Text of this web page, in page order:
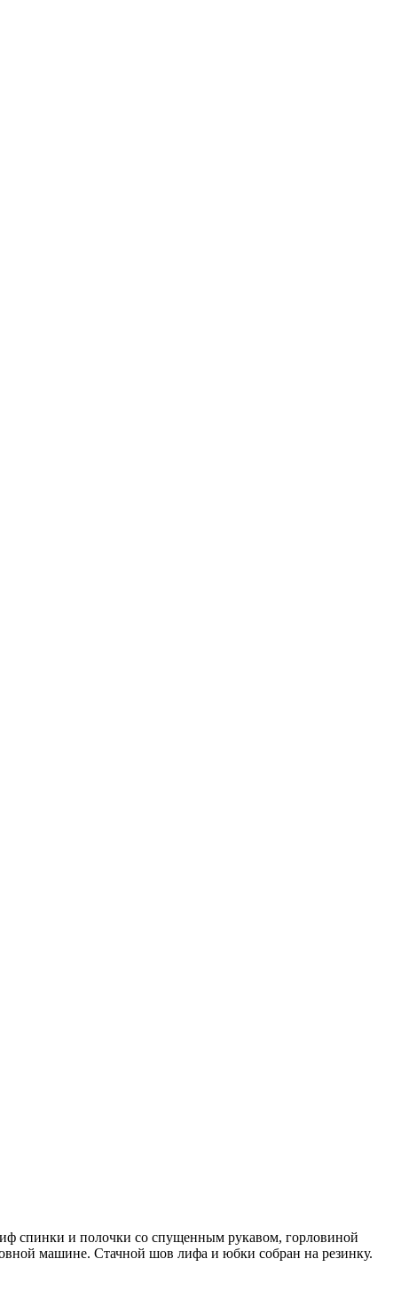
спинки и полочки со спущенным рукавом, горловиной
машине. Стачной шов лифа и юбки собран на резинку.